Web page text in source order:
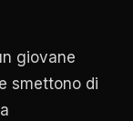
giovane
smettono di